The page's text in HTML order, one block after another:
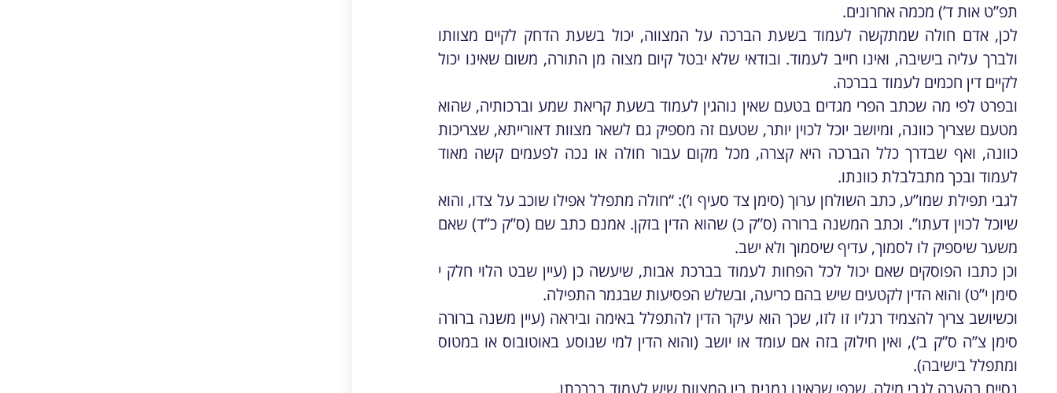
תפ”ט אות ד’) מכמה אחרונים.
לכן, אדם חולה שמתקשה לעמוד בשעת הברכה על המצווה, יכול בשעת הדחק לקיים מצוותו
ולברך עליה בישיבה, ואינו חייב לעמוד. ובודאי שלא יבטל קיום מצוה מן התורה, משום שאינו יכול
לקיים דין חכמים לעמוד בברכה.
ובפרט לפי מה שכתב הפרי מגדים בטעם שאין נוהגין לעמוד בשעת קריאת שמע וברכותיה, שהוא
מטעם שצריך כוונה, ומיושב יוכל לכוין יותר, שטעם זה מספיק גם לשאר מצוות דאורייתא, שצריכות
כוונה, ואף שבדרך כלל הברכה היא קצרה, מכל מקום עבור חולה או נכה לפעמים קשה מאוד
לעמוד ובכך מתבלבלת כוונתו.
לגבי תפילת שמו”ע, כתב השולחן ערוך (סימן צד סעיף ו’): “חולה מתפלל אפילו שוכב על צדו, והוא
שיוכל לכוין דעתו”. וכתב המשנה ברורה (ס”ק כ) שהוא הדין בזקן. אמנם כתב שם (ס”ק כ”ד) שאם
משער שיספיק לו לסמוך, עדיף שיסמוך ולא ישב.
וכן כתבו הפוסקים שאם יכול לכל הפחות לעמוד בברכת אבות, שיעשה כן (עיין שבט הלוי חלק י
סימן י”ט) והוא הדין לקטעים שיש בהם כריעה, ובשלש הפסיעות שבגמר התפילה.
וכשיושב צריך להצמיד רגליו זו לזו, שכך הוא עיקר הדין להתפלל באימה וביראה (עיין משנה ברורה
סימן צ”ה ס”ק ב’), ואין חילוק בזה אם עומד או יושב (והוא הדין למי שנוסע באוטובוס או במטוס
ומתפלל בישיבה).